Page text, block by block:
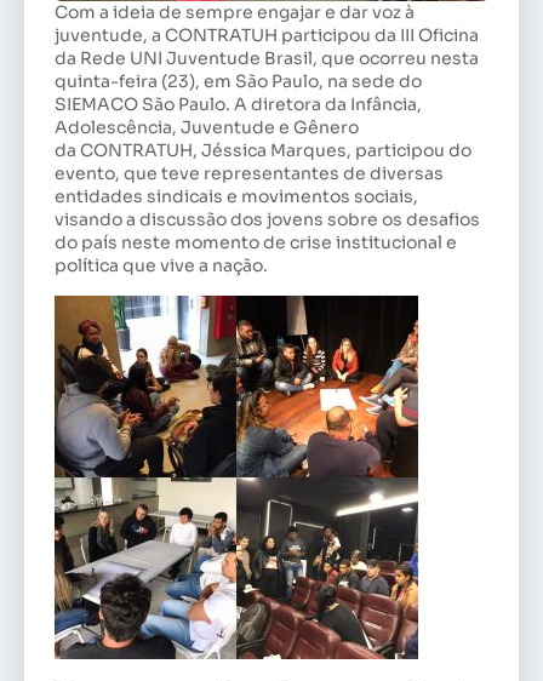
Com a ideia de sempre engajar e dar voz à
juventude, a CONTRATUH participou da III Oficina
da Rede UNI Juventude Brasil, que ocorreu nesta
quinta-feira (23), em São Paulo, na sede do
SIEMACO São Paulo. A diretora da Infância,
Adolescência, Juventude e Gênero
da CONTRATUH, Jéssica Marques, participou do
evento, que teve representantes de diversas
entidades sindicais e movimentos sociais,
visando a discussão dos jovens sobre os desafios
do país neste momento de crise institucional e
política que vive a nação.